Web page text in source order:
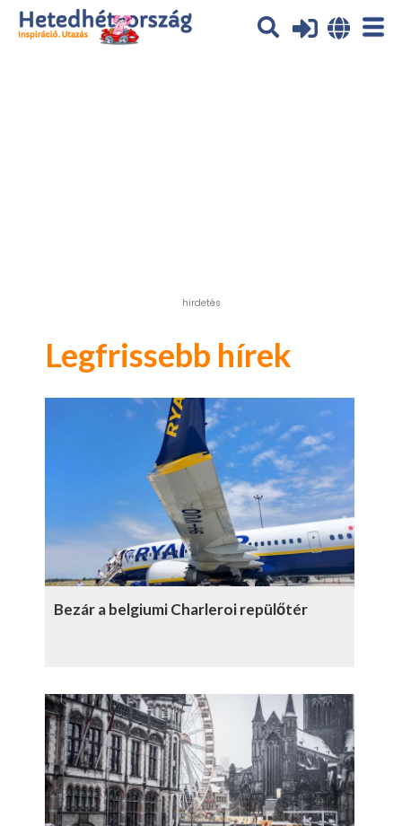
Az oldal sütiket (cookies) használ. További tájékoztatás itt:
Adatvédelmi tájékoztató
hirdetés
Legfrissebb hírek
Bezár a belgiumi Charleroi repülőtér